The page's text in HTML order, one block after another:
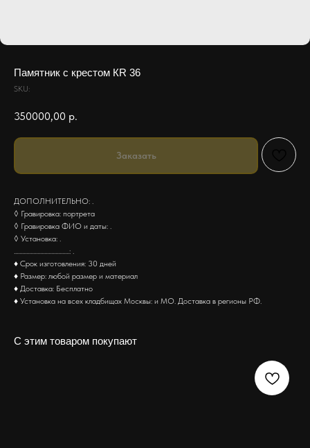
Памятник с крестом КR 36
SKU:
350000,00 р.
Заказать
ДОПОЛНИТЕЛЬНО: .
◊ Гравировка: портрета
◊ Гравировка ФИО и даты: .
◊ Установка: .
........................................: .
♦ Срок изготовления: 30 дней
♦ Размер: любой размер и материал
♦ Доставка: Бесплатно
♦ Установка на всех кладбищах Москвы: и МО. Доставка в регионы РФ.
С этим товаром покупают